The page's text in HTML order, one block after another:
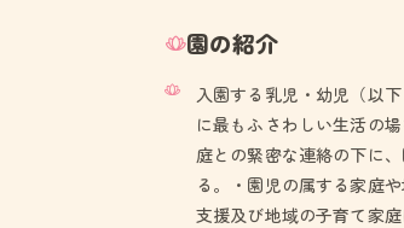
園の紹介
入園する乳児・幼児（以
に最もふさわしい生活の
庭との緊密な連絡の下に
る。・園児の属する家庭
支援及び地域の子育て家